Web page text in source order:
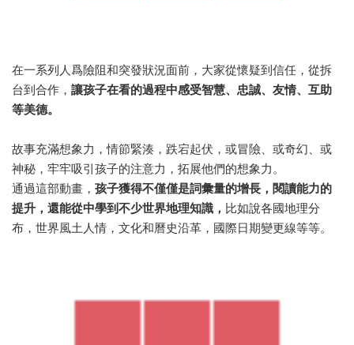
在一系列人爲險阻和突發狀況面前，大家從懷疑到信任，從拆
台到合作， 讓孩子在看的過程中感受智慧、忠誠、友情、互助
等美德。
故事充滿想象力，情節緊湊，跌宕起伏，或冒險、或奇幻、或
神秘，牢牢吸引孩子的注意力，拓展他們的想象力。
通過這部動畫， 孩子獲得不僅僅是詞彙量的增長，閱讀能力的
提升，還能從中學到不少世界地理知識， 比如說各國地理分
布，世界風土人情，文化和曆史沿革，國際日期變更線等等。